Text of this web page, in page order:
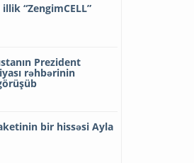
“ZengimCELL”
Prezident
rəhbərinin
bir hissəsi Ayla